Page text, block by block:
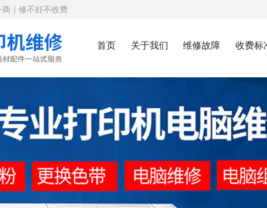
｜修不好不收费
首页 关于我们 维修故障 收费标